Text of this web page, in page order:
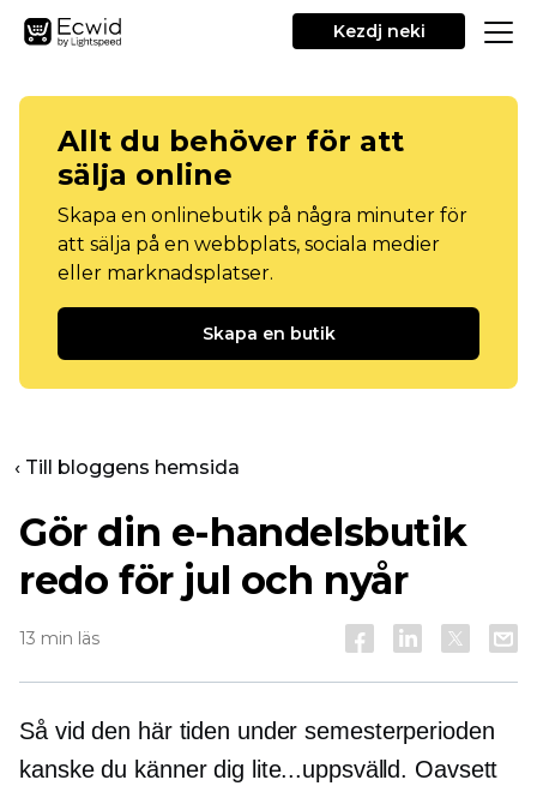
Kezdj neki
Allt du behöver för att
sälja online
Skapa en onlinebutik på några minuter för
att sälja på en webbplats, sociala medier
eller marknadsplatser.
Skapa en butik
‹ Till bloggens hemsida
Gör din e-handelsbutik
redo för jul och nyår
13 min läs
Så vid den här tiden under semesterperioden
kanske du känner dig lite...uppsvälld. Oavsett